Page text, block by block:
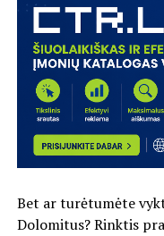
Bet ar turėtumėte
Dolomitus? Rinktis